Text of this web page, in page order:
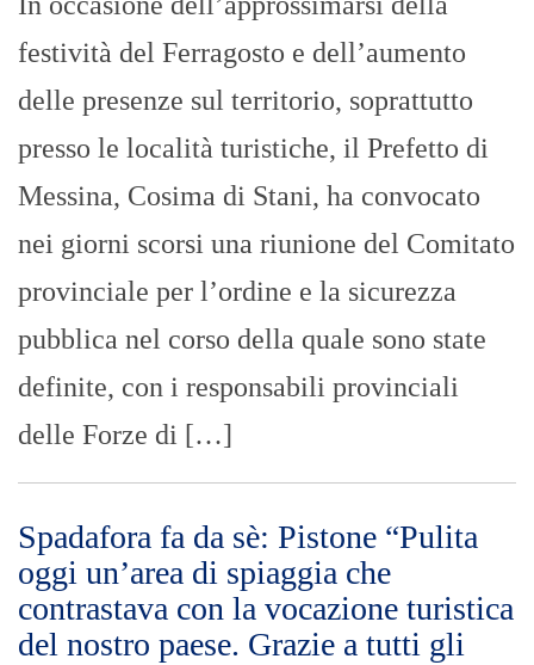
definite, con i responsabili provinciali
delle Forze di […]
Spadafora fa da sè: Pistone “Pulita
oggi un’area di spiaggia che
contrastava con la vocazione turistica
del nostro paese. Grazie a tutti gli
intervenuti”
GIUSEPPE BEVACQUA
Se la montagna non va a Maometto,
Maometto va alla montagna. O meglio:
chi non vuole manda e chi vuole va e fa.
E’ quello che è accaduto stamane alle
prime ore dell’alba a Spadafora nel tratto